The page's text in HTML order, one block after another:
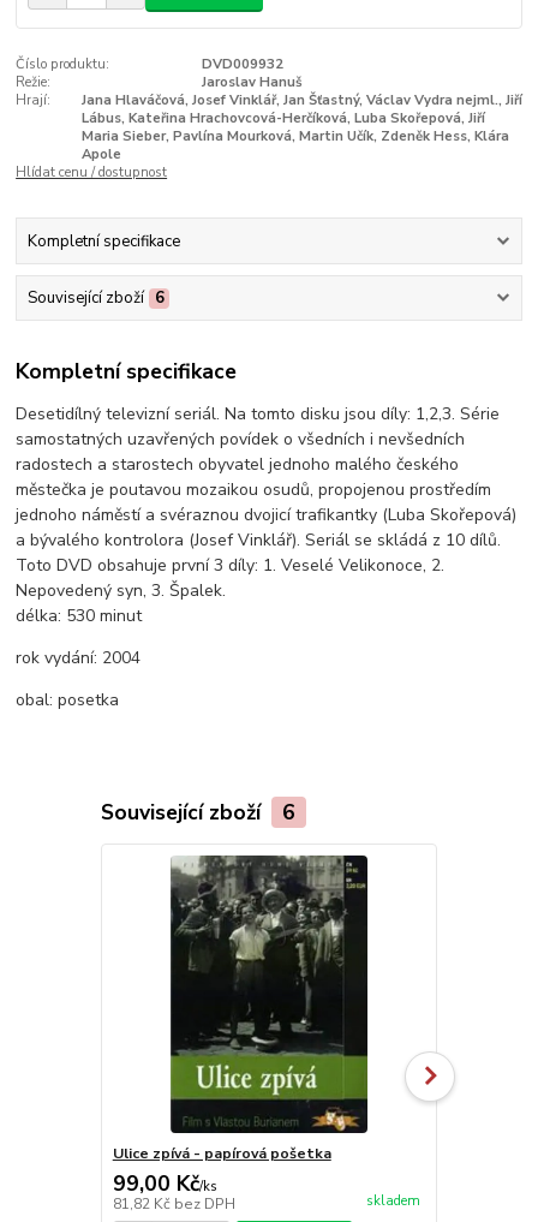
Číslo produktu:
DVD009932
Režie:
Jaroslav Hanuš
Hrají:
Jana Hlaváčová, Josef Vinklář, Jan Šťastný, Václav Vydra nejml., Jiří
Lábus, Kateřina Hrachovcová-Herčíková, Luba Skořepová, Jiří
Maria Sieber, Pavlína Mourková, Martin Učík, Zdeněk Hess, Klára
Apole
Hlídat cenu / dostupnost
Kompletní specifikace
Související zboží 6
Kompletní specifikace
Desetidílný televizní seriál. Na tomto disku jsou díly: 1,2,3. Série
samostatných uzavřených povídek o všedních i nevšedních
radostech a starostech obyvatel jednoho malého českého
městečka je poutavou mozaikou osudů, propojenou prostředím
jednoho náměstí a svéraznou dvojicí trafikantky (Luba Skořepová)
a bývalého kontrolora (Josef Vinklář). Seriál se skládá z 10 dílů.
Toto DVD obsahuje první 3 díly: 1. Veselé Velikonoce, 2.
Nepovedený syn, 3. Špalek.
délka: 530 minut
rok vydání: 2004
obal: posetka
Související zboží 6
Ulice zpívá - papírová pošetka
99,00 Kč/ks
81,82 Kč bez DPH skladem